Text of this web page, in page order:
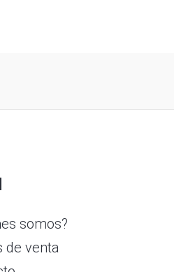
somos?
de venta